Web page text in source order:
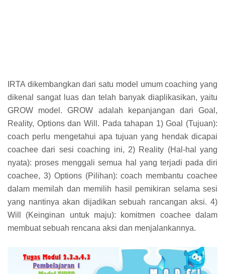
IRTA dikembangkan dari satu model umum coaching yang
dikenal sangat luas dan telah banyak diaplikasikan, yaitu
GROW model. GROW adalah kepanjangan dari Goal,
Reality, Options dan Will. Pada tahapan 1) Goal (Tujuan):
coach perlu mengetahui apa tujuan yang hendak dicapai
coachee dari sesi coaching ini, 2) Reality (Hal-hal yang
nyata): proses menggali semua hal yang terjadi pada diri
coachee, 3) Options (Pilihan): coach membantu coachee
dalam memilah dan memilih hasil pemikiran selama sesi
yang nantinya akan dijadikan sebuah rancangan aksi. 4)
Will (Keinginan untuk maju): komitmen coachee dalam
membuat sebuah rencana aksi dan menjalankannya.